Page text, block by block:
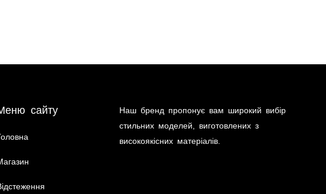
сайту
Наш бренд пропонує вам широкий вибір
стильних моделей, виготовлених з
високоякісних матеріалів.